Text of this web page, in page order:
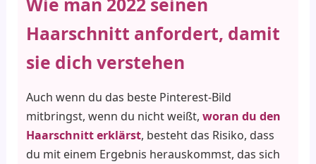
Haarschnitt anfordert, damit
sie dich verstehen
Auch wenn du das beste Pinterest-Bild
mitbringst, wenn du nicht weißt,woran du den
Haarschnitt erklärst, besteht das Risiko, dass
du mit einem Ergebnis herauskommst, das sich